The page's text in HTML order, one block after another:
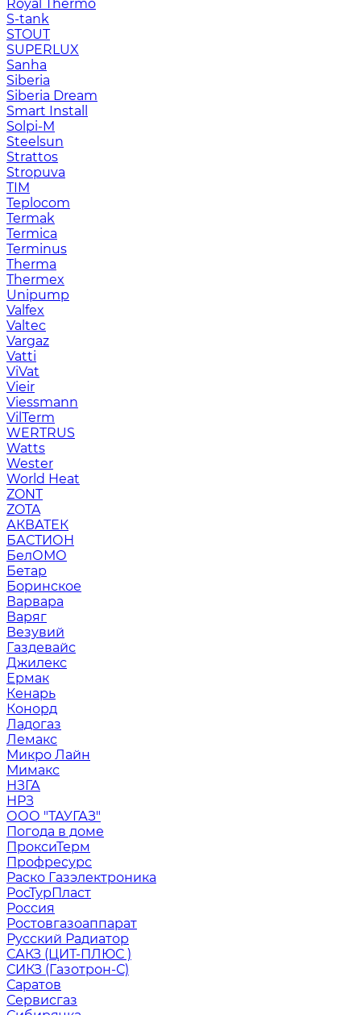
Royal Thermo
S-tank
STOUT
SUPERLUX
Sanha
Siberia
Siberia Dream
Smart Install
Solpi-M
Steelsun
Strattos
Stropuva
TIM
Teplocom
Termak
Termica
Terminus
Therma
Thermex
Unipump
Valfex
Valtec
Vargaz
Vatti
ViVat
Vieir
Viessmann
VilTerm
WERTRUS
Watts
Wester
World Heat
ZONT
ZOTA
АКВАТЕК
БАСТИОН
БелОМО
Бетар
Боринское
Варвара
Варяг
Везувий
Газдевайс
Джилекс
Ермак
Кенарь
Конорд
Ладогаз
Лемакс
Микро Лайн
Мимакс
НЗГА
НРЗ
ООО "ТАУГАЗ"
Погода в доме
ПроксиТерм
Профресурс
Раско Газэлектроника
РосТурПласт
Россия
Ростовгазоаппарат
Русский Радиатор
САКЗ (ЦИТ-ПЛЮС )
СИКЗ (Газотрон-С)
Саратов
Сервисгаз